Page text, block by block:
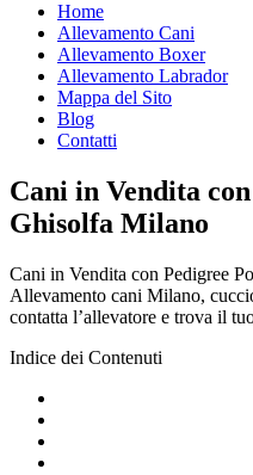
Home
Allevamento Cani
Allevamento Boxer
Allevamento Labrador
Mappa del Sito
Blog
Contatti
Cani in Vendita
Ghisolfa Milano
Cani in Vendita con Pedigree
Allevamento cani Milano,
contatta l’allevatore e trova il
Indice dei Contenuti